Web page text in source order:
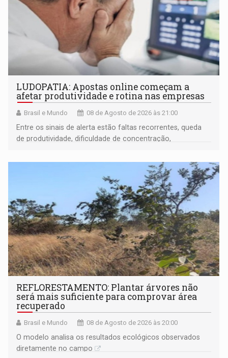
LUDOPATIA: Apostas online começam a
afetar produtividade e rotina nas empresas
Brasil e Mundo 08 de Agosto de 2026 às 21:00
Entre os sinais de alerta estão faltas recorrentes, queda
de produtividade, dificuldade de concentração,
REFLORESTAMENTO: Plantar árvores não
será mais suficiente para comprovar área
recuperado
Brasil e Mundo 08 de Agosto de 2026 às 20:00
O modelo analisa os resultados ecológicos observados
diretamente no campo